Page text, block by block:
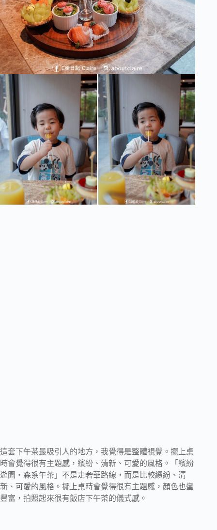
這套下午茶最吸引人的地方，我覺得是整體視覺。擺上桌
時會覺得很有主題感，繽紛、清新、可愛的風格。「繽紛
遊園・森系午茶」不是走奢華路線，而是比較繽紛、清
新、可愛的風格。擺上桌時會覺得很有主題感，顏色也蠻
豐富，拍照起來很有飯店下午茶的儀式感。